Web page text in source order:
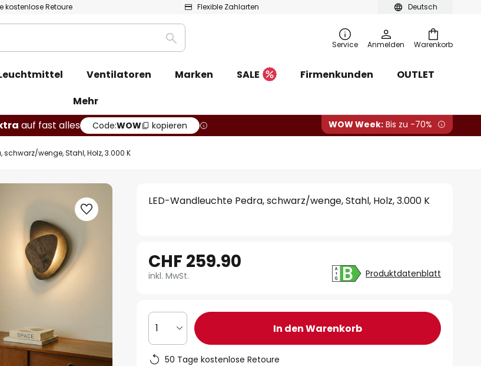
Deutsch
kostenlose Retoure Flexible Zahlarten
Warenkorb
Suche Service Anmelden
Ventilatoren Marken SALE Firmenkunden
OUTLET
Mehr
auf fast alles Code:WOW kopieren WOW Week: Bis zu -70%
schwarz/wenge, Stahl, Holz, 3.000 K
LED-Wandleuchte Pedra, schwarz/wenge, Stahl, Holz, 3.000 K
CHF 259.90
inkl. MwSt. Produktdatenblatt
1 In den Warenkorb
50 Tage kostenlose Retoure